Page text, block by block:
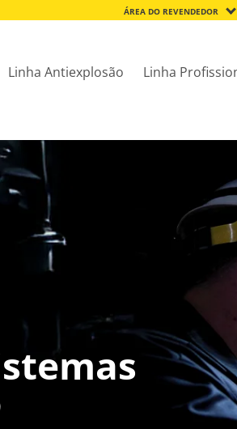
ÁREA DO REVENDEDOR
Linha Antiexplosão Linha